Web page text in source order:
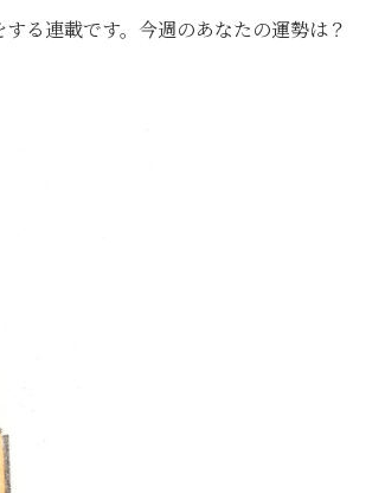
る連載です。今週のあなたの運勢は？